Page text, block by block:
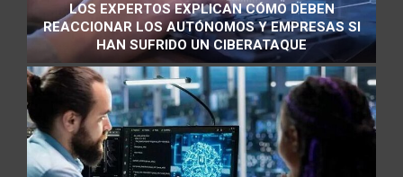
LOS EXPERTOS EXPLICAN CÓMO DEBEN
REACCIONAR LOS AUTÓNOMOS Y EMPRESAS SI
HAN SUFRIDO UN CIBERATAQUE